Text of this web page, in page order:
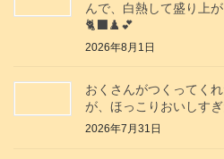
んで、白熱して盛り上
🐈‍⬛♟️💕
2026年8月1日
おくさんがつくってく
が、ほっこりおいしす
2026年7月31日